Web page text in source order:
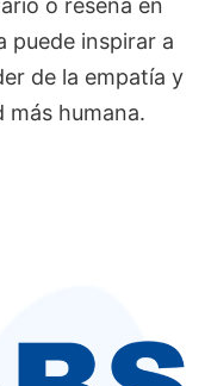
o reseña en
puede inspirar a
de la empatía y
más humana.